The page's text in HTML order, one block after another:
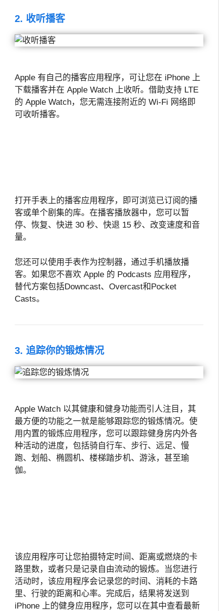
2. 收听播客
Apple 有自己的播客应用程序，可让您在 iPhone 上
下载播客并在 Apple Watch 上收听。借助支持 LTE
的 Apple Watch，您无需连接附近的 Wi-Fi 网络即
可收听播客。
打开手表上的播客应用程序，即可浏览已订阅的播
客或单个剧集的库。在播客播放器中，您可以暂
停、恢复、快进 30 秒、快退 15 秒、改变速度和音
量。
您还可以使用手表作为控制器，通过手机播放播
客。如果您不喜欢 Apple 的 Podcasts 应用程序，
替代方案包括Downcast、Overcast和Pocket
Casts。
3. 追踪你的锻炼情况
Apple Watch 以其健康和健身功能而引人注目，其
最方便的功能之一就是能够跟踪您的锻炼情况。使
用内置的锻炼应用程序，您可以跟踪健身房内外各
种活动的进度，包括骑自行车、步行、远足、慢
跑、划船、椭圆机、楼梯踏步机、游泳，甚至瑜
伽。
该应用程序可让您拍摄特定时间、距离或燃烧的卡
路里数，或者只是记录自由流动的锻炼。当您进行
活动时，该应用程序会记录您的时间、消耗的卡路
里、行驶的距离和心率。完成后，结果将发送到
iPhone 上的健身应用程序，您可以在其中查看最新